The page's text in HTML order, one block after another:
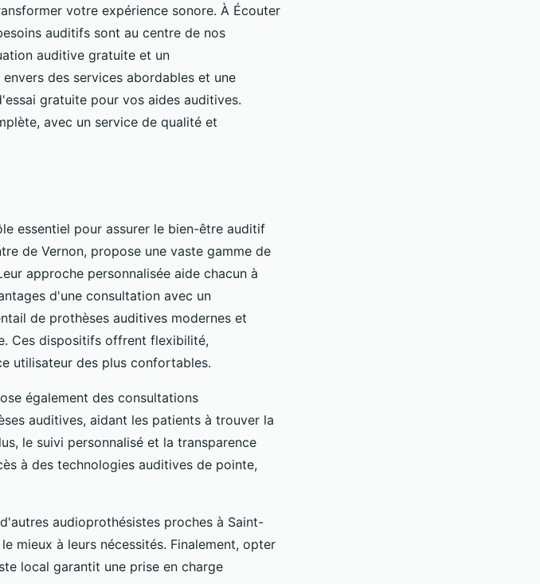
et
votre expérience sonore. À Écouter
auditifs sont au centre de nos
auditive gratuite et un
des services abordables et une
gratuite pour vos aides auditives.
avec un service de qualité et
essentiel pour assurer le bien-être auditif
de Vernon, propose une vaste gamme de
approche personnalisée aide chacun à
d'une consultation avec un
de prothèses auditives modernes et
Ces dispositifs offrent flexibilité,
utilisateur des plus confortables.
également des consultations
auditives, aidant les patients à trouver la
le suivi personnalisé et la transparence
à des technologies auditives de pointe,
audioprothésistes proches à Saint-
mieux à leurs nécessités. Finalement, opter
local garantit une prise en charge